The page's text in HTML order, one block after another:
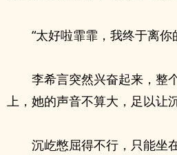
“太好啦霏霏，我终于离你
李希言突然兴奋起来，整
上，她的声音不算大，足以让
沉屹憋屈得不行，只能坐